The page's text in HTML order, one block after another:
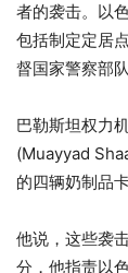
者的袭击。以
包括制定定居
督国家警察部
巴勒斯坦权力
(Muayyad
的四辆奶制品
他说，这些袭
分，他指责以